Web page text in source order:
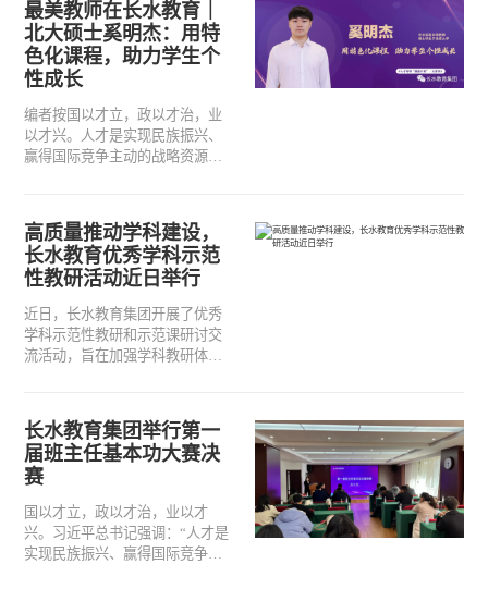
我们即将迎来举校同庆的时刻回
望走过的历程那些平凡而又不平
凡的一线教师那些关于爱与奉献
的故事
最美教师在长水教育｜
北大硕士奚明杰：用特
色化课程，助力学生个
性成长
编者按国以才立，政以才治，业
以才兴。人才是实现民族振兴、
赢得国际竞争主动的战略资源。
业，长水教育集团始终把人才建
设摆在首要地位，加大力度推动
人才引进工程，锻造科教兴国的
一流人才方阵，助力中西部地区
高质量推动学科建设，
长水教育优秀学科示范
性教研活动近日举行
近日，长水教育集团开展了优秀
学科示范性教研和示范课研讨交
流活动，旨在加强学科教研体系
量教育教学体系的建设，集团全
国各校区各学科组教师2000余人
在线上进行观摩学习。
长水教育集团举行第一
届班主任基本功大赛决
赛
国以才立，政以才治，业以才
兴。习近平总书记强调：“人才是
实现民族振兴、赢得国际竞争主